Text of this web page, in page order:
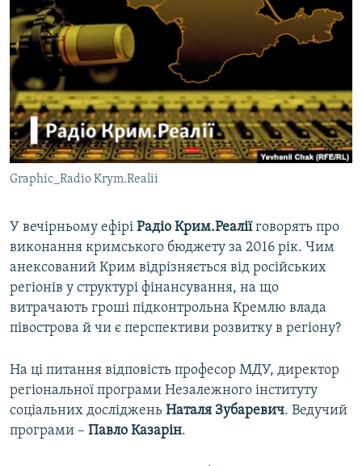
ВСЕ ЗА ДЕНЬ
СПЕЦПРОЕКТИ
ДЕПОРТАЦІЯ
ВІДЕОУРОКИ «ELIFBE»
СВІДЧЕННЯ ОКУПАЦІЇ
УКРАЇНСЬКА ПРОБЛЕМА КРИМУ
ІНФОГРАФІКА
ЯК ОБІЙТИ БЛОКУВАННЯ
Русский
Qırımtatar
ДОЛУЧАЙСЯ!
Усі сайти RFE/RL
Graphic_Radio Krym.Realii
У вечірньому ефірі Радіо Крим.Реаліїговорять про
виконання кримського бюджету за 2016 рік. Чим
анексований Крим відрізняється від російських
регіонів у структурі фінансування, на що
витрачають гроші підконтрольна Кремлю влада
півострова й чи є перспективи розвитку в регіону?
На ці питання відповість професор МДУ, директор
регіональної програми Незалежного інституту
соціальних досліджень Наталя Зубаревич. Ведучий
програми – Павло Казарін.